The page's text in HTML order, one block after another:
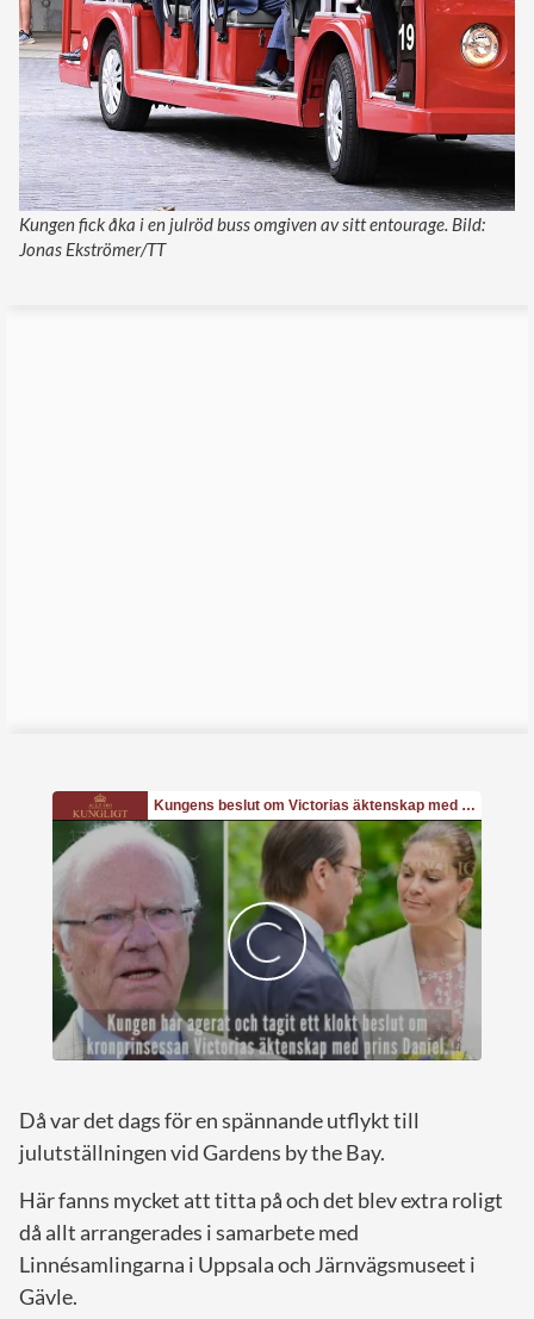
Kungen fick åka i en julröd buss omgiven av sitt entourage. Bild:
Jonas Ekströmer/TT
Då var det dags för en spännande utflykt till
julutställningen vid Gardens by the Bay.
Här fanns mycket att titta på och det blev extra roligt
då allt arrangerades i samarbete med
Linnésamlingarna i Uppsala och Järnvägsmuseet i
Gävle.